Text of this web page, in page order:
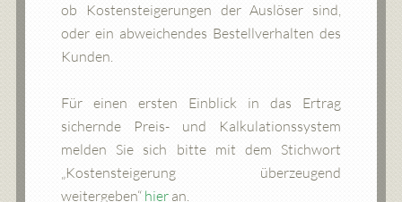
ob Kostensteigerungen der Auslöser sind,
oder ein abweichendes Bestellverhalten des
Kunden.
Für einen ersten Einblick in das Ertrag
sichernde Preis- und Kalkulationssystem
melden Sie sich bitte mit dem Stichwort
„Kostensteigerung überzeugend
weitergeben“ hieran.